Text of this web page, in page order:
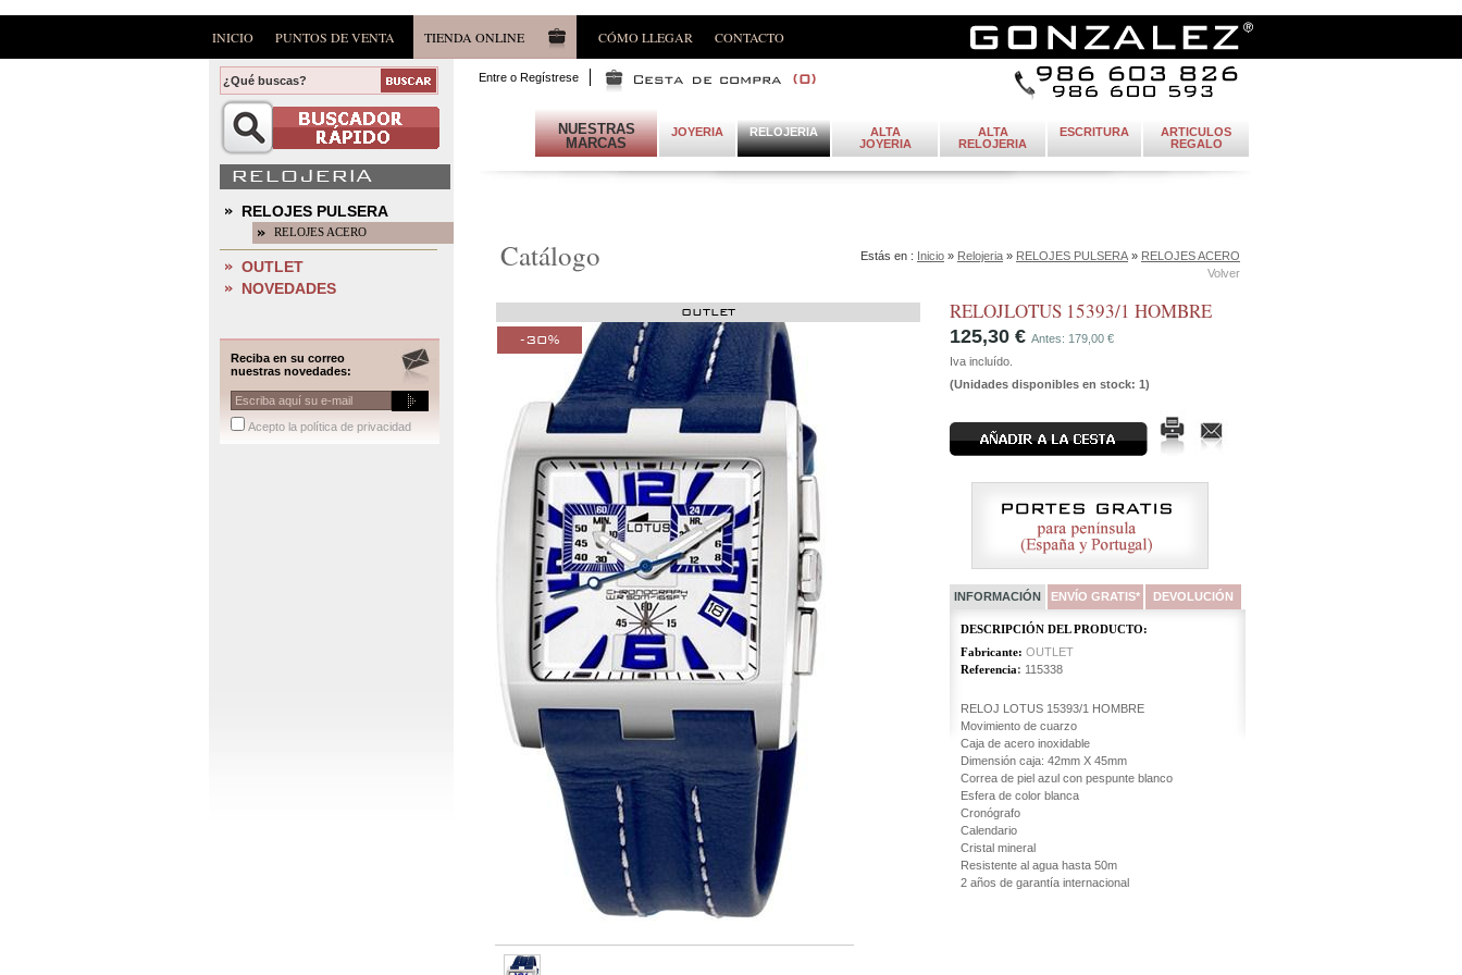
INICIO PUNTOS DE VENTA TIENDA ONLINE CÓMO LLEGAR CONTACTO
RELOJERIA
RELOJES PULSERA
RELOJES ACERO
OUTLET
NOVEDADES
Reciba en su correo
nuestras novedades:
Acepto la política de privacidad
Entre o Regístrese (0)
NUESTRAS
MARCAS
JOYERIA RELOJERIA
ALTA
JOYERIA
ALTA
RELOJERIA
ESCRITURA
ARTICULOS
REGALO
Catálogo Estás en : Inicio » Relojeria » RELOJES PULSERA » RELOJES ACERO
Volver
RELOJLOTUS 15393/1 HOMBRE
125,30 € Antes: 179,00 €
Iva incluído.
(Unidades disponibles en stock: 1)
INFORMACIÓN ENVÍO GRATIS* DEVOLUCIÓN
DESCRIPCIÓN DEL PRODUCTO:
Fabricante: OUTLET
Referencia: 115338
RELOJ LOTUS 15393/1 HOMBRE
Movimiento de cuarzo
Caja de acero inoxidable
Dimensión caja: 42mm X 45mm
Correa de piel azul con pespunte blanco
Esfera de color blanca
Cronógrafo
Calendario
Cristal mineral
Resistente al agua hasta 50m
2 años de garantía internacional
OUTLET
-30%